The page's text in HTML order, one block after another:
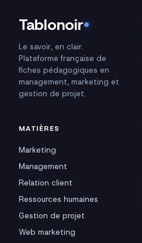
Tablonoir
Le savoir, en clair.
Plateforme française de
fiches pédagogiques en
management, marketing et
gestion de projet.
MATIÈRES
Marketing
Management
Relation client
Ressources humaines
Gestion de projet
Web marketing